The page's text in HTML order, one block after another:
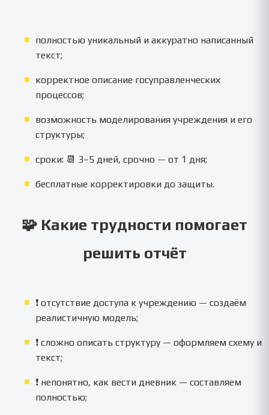
полностью уникальный и аккуратно написанный
текст;
корректное описание госуправленческих
процессов;
возможность моделирования учреждения и его
структуры;
сроки: 📆 3–5 дней, срочно — от 1 дня;
бесплатные корректировки до защиты.
🧩 Какие трудности помогает
решить отчёт
❗ отсутствие доступа к учреждению — создаём
реалистичную модель;
❗ сложно описать структуру — оформляем схему и
текст;
❗ непонятно, как вести дневник — составляем
полностью;